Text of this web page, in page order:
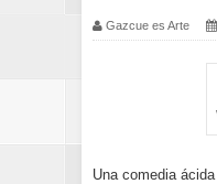
Gazcue es Arte
Una comedia